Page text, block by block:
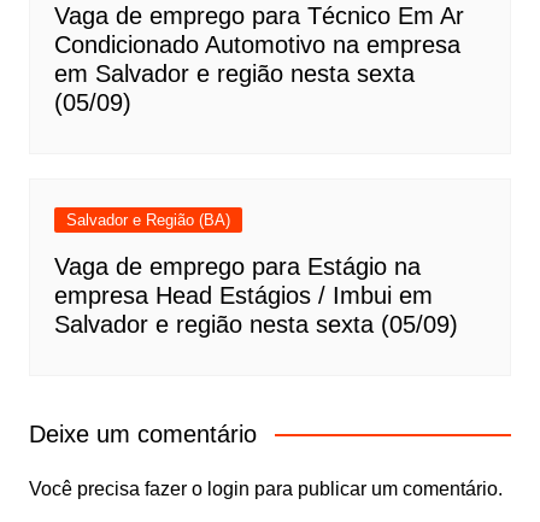
Vaga de emprego para Técnico Em Ar
Condicionado Automotivo na empresa
em Salvador e região nesta sexta
(05/09)
Salvador e Região (BA)
Vaga de emprego para Estágio na
empresa Head Estágios / Imbui em
Salvador e região nesta sexta (05/09)
Deixe um comentário
Você precisa fazer o login para publicar um comentário.